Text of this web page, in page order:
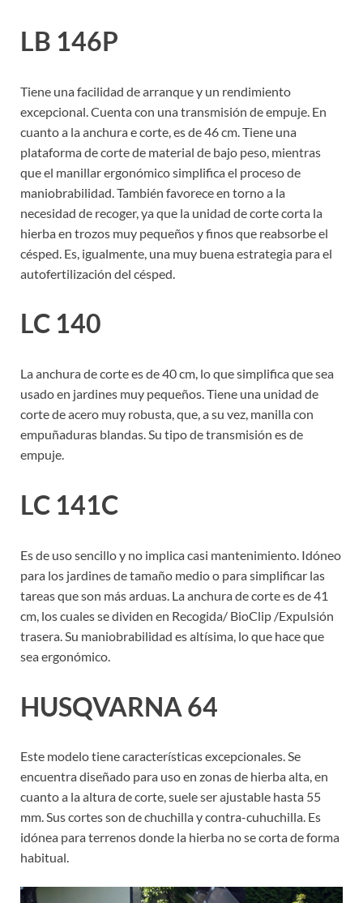
LB 146P
Tiene una facilidad de arranque y un rendimiento
excepcional. Cuenta con una transmisión de empuje. En
cuanto a la anchura e corte, es de 46 cm. Tiene una
plataforma de corte de material de bajo peso, mientras
que el manillar ergonómico simplifica el proceso de
maniobrabilidad. También favorece en torno a la
necesidad de recoger, ya que la unidad de corte corta la
hierba en trozos muy pequeños y finos que reabsorbe el
césped. Es, igualmente, una muy buena estrategia para el
autofertilización del césped.
LC 140
La anchura de corte es de 40 cm, lo que simplifica que sea
usado en jardines muy pequeños. Tiene una unidad de
corte de acero muy robusta, que, a su vez, manilla con
empuñaduras blandas. Su tipo de transmisión es de
empuje.
LC 141C
Es de uso sencillo y no implica casi mantenimiento. Idóneo
para los jardines de tamaño medio o para simplificar las
tareas que son más arduas. La anchura de corte es de 41
cm, los cuales se dividen en Recogida/ BioClip /Expulsión
trasera. Su maniobrabilidad es altísima, lo que hace que
sea ergonómico.
HUSQVARNA 64
Este modelo tiene características excepcionales. Se
encuentra diseñado para uso en zonas de hierba alta, en
cuanto a la altura de corte, suele ser ajustable hasta 55
mm. Sus cortes son de chuchilla y contra-cuhuchilla. Es
idónea para terrenos donde la hierba no se corta de forma
habitual.